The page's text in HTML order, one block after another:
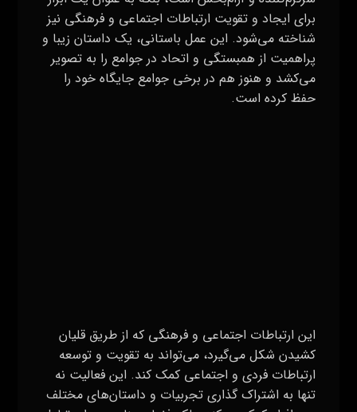
این ارتباطات اجتماعی و فرهنگی که از طریق قلیان
کشیدن شکل می‌گیرد، می‌تواند به تقویت و توسعه
ارتباطات فردی و اجتماعی کمک کند. این فعالیت نه
تنها به اشتراک گذاری تجربیات و داستان‌های مختلف
بین افراد کمک می‌کند، بلکه فضای مناسبی برای تبادل
افکار، احساسات و مطالبات فرهنگی و اجتماعی فراهم
باستانی همچنان توانسته است به عنوان یک عنصر
مهمی در تقویت ارتباطات و هویت فرهنگی مردمان به
کار برود و در جامعه به عنوان یک نماد از ارزش‌ها و
اصول مهم شناخته شود.